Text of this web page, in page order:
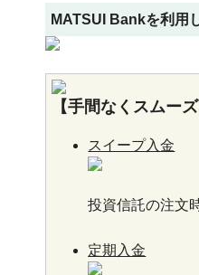
MATSUI Bankを利用
【手間なくスムー
スイープ入金
投資信託の注文
定期入金